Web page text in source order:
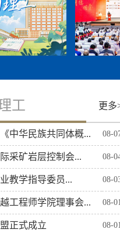
工 更多
中华民族共同体概... 08-
采矿岩层控制会... 08-
教学指导委员... 08-
工程师学院理事会... 08-
正式成立 08-